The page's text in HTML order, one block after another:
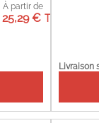
À partir de
25,29 €
Livraison